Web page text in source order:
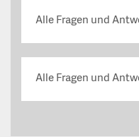
Alle Fragen und
Alle Fragen und